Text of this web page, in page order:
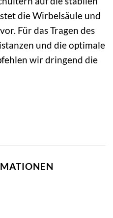
die Wirbelsäule und
Für das Tragen des
und die optimale
wir dringend die